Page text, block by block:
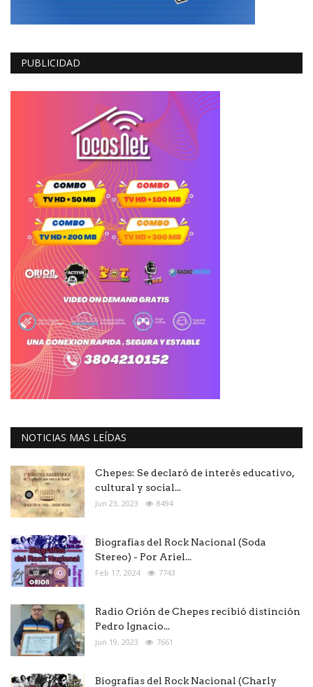
PUBLICIDAD
NOTICIAS MAS LEÍDAS
Chepes: Se declaró de interés educativo,
cultural y social...
Jun 23, 2023 8494
Biografías del Rock Nacional (Soda
Stereo) - Por Ariel...
Feb 17, 2024 7743
Radio Orión de Chepes recibió distinción
Pedro Ignacio...
Jun 19, 2023 7661
Biografías del Rock Nacional (Charly